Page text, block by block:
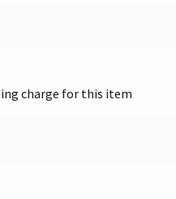
charge for this item